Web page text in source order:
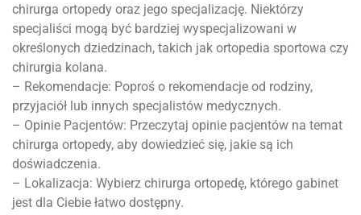
chirurga ortopedy oraz jego specjalizację. Niektórzy
specjaliści mogą być bardziej wyspecjalizowani w
określonych dziedzinach, takich jak ortopedia sportowa czy
chirurgia kolana.
– Rekomendacje: Poproś o rekomendacje od rodziny,
przyjaciół lub innych specjalistów medycznych.
– Opinie Pacjentów: Przeczytaj opinie pacjentów na temat
chirurga ortopedy, aby dowiedzieć się, jakie są ich
doświadczenia.
– Lokalizacja: Wybierz chirurga ortopedę, którego gabinet
jest dla Ciebie łatwo dostępny.